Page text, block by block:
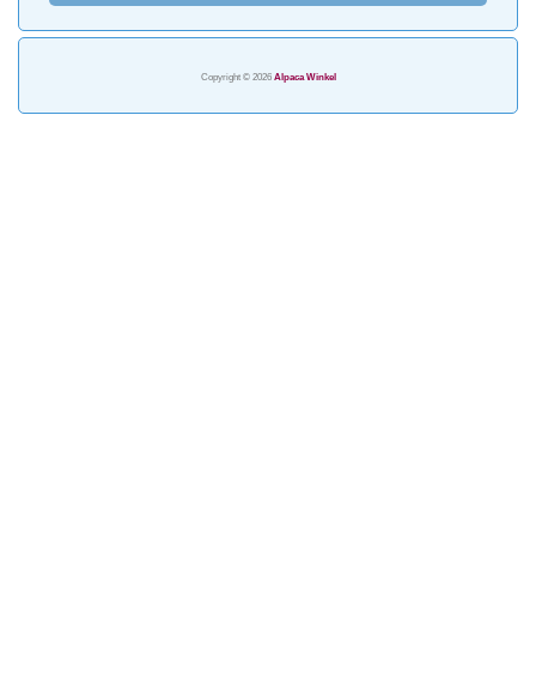
Copyright © 2026 Alpaca Winkel